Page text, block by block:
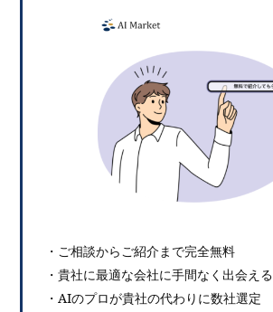
・ご相談からご紹介まで完全無料
・貴社に最適な会社に手間なく出会える
・AIのプロが貴社の代わりに数社選定